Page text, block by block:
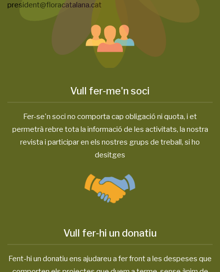
president@floracatalana.cat
Vull fer-me'n soci
Fer-se'n soci no comporta cap obligació ni quota, i et
permetrà rebre tota la informació de les activitats, la nostra
revista i participar en els nostres grups de treball, si ho
desitges
Vull fer-hi un donatiu
Fent-hi un donatiu ens ajudareu a fer front a les despeses que